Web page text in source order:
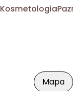
Kosmetologia
Mapa